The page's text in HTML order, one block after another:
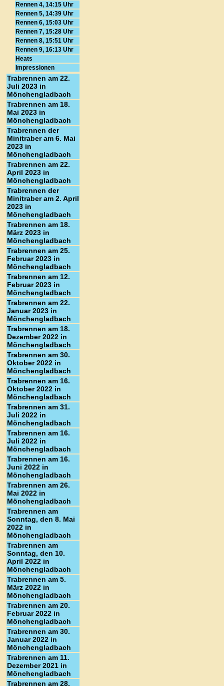
Rennen 4, 14:15 Uhr
Rennen 5, 14:39 Uhr
Rennen 6, 15:03 Uhr
Rennen 7, 15:28 Uhr
Rennen 8, 15:51 Uhr
Rennen 9, 16:13 Uhr
Heats
Impressionen
Trabrennen am 22.
Juli 2023 in
Mönchengladbach
Trabrennen am 18.
Mai 2023 in
Mönchengladbach
Trabrennen der
Minitraber am 6. Mai
2023 in
Mönchengladbach
Trabrennen am 22.
April 2023 in
Mönchengladbach
Trabrennen der
Minitraber am 2. April
2023 in
Mönchengladbach
Trabrennen am 18.
März 2023 in
Mönchengladbach
Trabrennen am 25.
Februar 2023 in
Mönchengladbach
Trabrennen am 12.
Februar 2023 in
Mönchengladbach
Trabrennen am 22.
Januar 2023 in
Mönchengladbach
Trabrennen am 18.
Dezember 2022 in
Mönchengladbach
Trabrennen am 30.
Oktober 2022 in
Mönchengladbach
Trabrennen am 16.
Oktober 2022 in
Mönchengladbach
Trabrennen am 31.
Juli 2022 in
Mönchengladbach
Trabrennen am 16.
Juli 2022 in
Mönchengladbach
Trabrennen am 16.
Juni 2022 in
Mönchengladbach
Trabrennen am 26.
Mai 2022 in
Mönchengladbach
Trabrennen am
Sonntag, den 8. Mai
2022 in
Mönchengladbach
Trabrennen am
Sonntag, den 10.
April 2022 in
Mönchengladbach
Trabrennen am 5.
März 2022 in
Mönchengladbach
Trabrennen am 20.
Februar 2022 in
Mönchengladbach
Trabrennen am 30.
Januar 2022 in
Mönchengladbach
Trabrennen am 11.
Dezember 2021 in
Mönchengladbach
Trabrennen am 28.